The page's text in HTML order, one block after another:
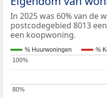
In 2025 was 60% van de
postcodegebied 8013
een koopwoning.
% Huurwoningen %
80%
80%
100%
100%